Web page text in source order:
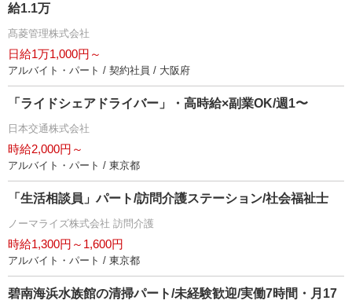
給1.1万
髙菱管理株式会社
日給1万1,000円～
アルバイト・パート / 契約社員 / 大阪府
「ライドシェアドライバー」・高時給×副業OK/週1〜
日本交通株式会社
時給2,000円～
アルバイト・パート / 東京都
「生活相談員」パート/訪問介護ステーション/社会福祉士
ノーマライズ株式会社 訪問介護
時給1,300円～1,600円
アルバイト・パート / 東京都
碧南海浜水族館の清掃パート/未経験歓迎/実働7時間・月17